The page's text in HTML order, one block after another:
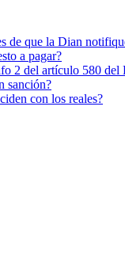
de que la Dian
a pagar?
2 del artículo 580 del
sanción?
con los reales?